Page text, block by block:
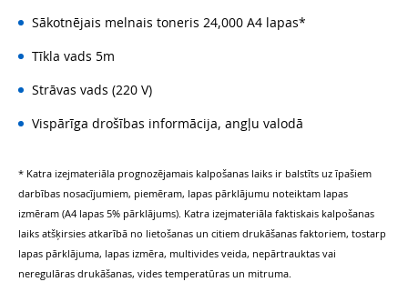
Sākotnējais melnais toneris 24,000 A4 lapas*
Tīkla vads 5m
Strāvas vads (220 V)
Vispārīga drošības informācija, angļu valodā
* Katra izejmateriāla prognozējamais kalpošanas laiks ir balstīts uz īpašiem
darbības nosacījumiem, piemēram, lapas pārklājumu noteiktam lapas
izmēram (A4 lapas 5% pārklājums). Katra izejmateriāla faktiskais kalpošanas
laiks atšķirsies atkarībā no lietošanas un citiem drukāšanas faktoriem, tostarp
lapas pārklājuma, lapas izmēra, multivides veida, nepārtrauktas vai
neregulāras drukāšanas, vides temperatūras un mitruma.